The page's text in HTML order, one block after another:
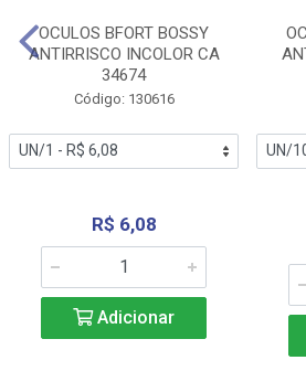
OCULOS BFORT BOSSY
ANTIRRISCO INCOLOR CA
34674
Código: 130616
R$ 6,08
Adicionar